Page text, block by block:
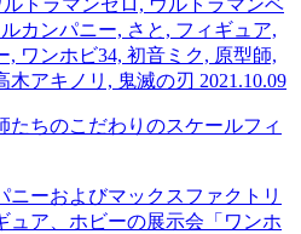
ルトラマンゼロ, ウルトラマンベ
カンパニー, さと, フィギュア,
, ワンホビ34, 初音ミク, 原型師,
木アキノリ, 鬼滅の刃 2021.10.09
たちのこだわりのスケールフィ
ニーおよびマックスファクトリ
ュア、ホビーの展示会「ワンホ